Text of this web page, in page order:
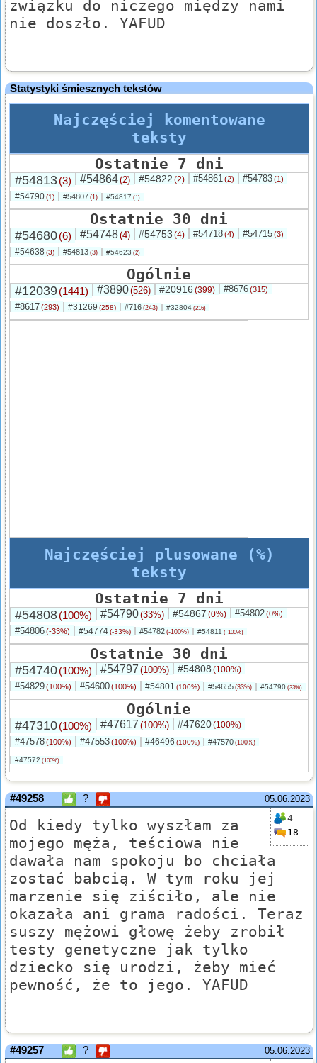
związku do niczego między nami
nie doszło. YAFUD
Statystyki śmiesznych tekstów
Najczęściej komentowane
teksty
Ostatnie 7 dni
#54813(3) #54864(2) #54822 (2) #54861(2) #54783(1)
#54790(1) #54807 (1) #54817 (1)
Ostatnie 30 dni
#54680(6) #54748(4) #54753 (4) #54718(4) #54715(3)
#54638 (3) #54813 (3) #54623 (2)
Ogólnie
#12039(1441) #3890(526) #20916 (399) #8676(315)
#8617(293) #31269 (258) #716 (243) #32804 (216)
Najczęściej plusowane (%)
teksty
Ostatnie 7 dni
#54808(100%) #54790(33%) #54867 (0%) #54802(0%)
#54806(-33%) #54774(-33%) #54782 (-100%) #54811 (-100%)
Ostatnie 30 dni
#54740(100%) #54797 (100%) #54808 (100%)
#54829(100%) #54600(100%) #54801 (100%) #54655 (33%) #54790 (33%)
Ogólnie
#47310(100%) #47617 (100%) #47620(100%)
#47578(100%) #47553(100%) #46496 (100%) #47570 (100%)
#47572 (100%)
05.06.2023
#49258 ?
4
18
Od kiedy tylko wyszłam za
mojego męża, teściowa nie
dawała nam spokoju bo chciała
zostać babcią. W tym roku jej
marzenie się ziściło, ale nie
okazała ani grama radości. Teraz
suszy mężowi głowę żeby zrobił
testy genetyczne jak tylko
dziecko się urodzi, żeby mieć
pewność, że to jego. YAFUD
05.06.2023
#49257 ?